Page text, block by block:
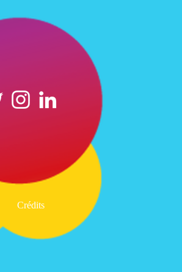
Crédits